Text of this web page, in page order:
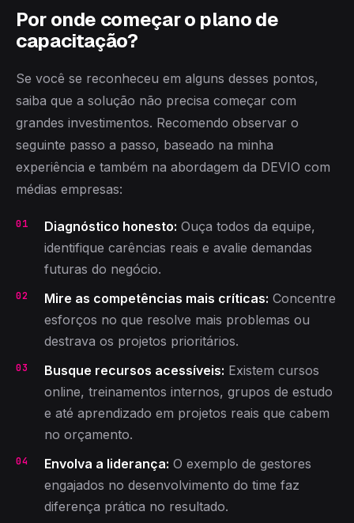
Por onde começar o plano de
capacitação?
Se você se reconheceu em alguns desses pontos,
saiba que a solução não precisa começar com
grandes investimentos. Recomendo observar o
seguinte passo a passo, baseado na minha
experiência e também na abordagem da DEVIO com
médias empresas:
Diagnóstico honesto: Ouça todos da equipe,
identifique carências reais e avalie demandas
futuras do negócio.
Mire as competências mais críticas: Concentre
esforços no que resolve mais problemas ou
destrava os projetos prioritários.
Busque recursos acessíveis: Existem cursos
online, treinamentos internos, grupos de estudo
e até aprendizado em projetos reais que cabem
no orçamento.
Envolva a liderança: O exemplo de gestores
engajados no desenvolvimento do time faz
diferença prática no resultado.